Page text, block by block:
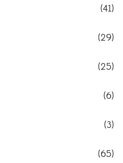
(41)
(29)
(25)
(6)
(3)
(65)